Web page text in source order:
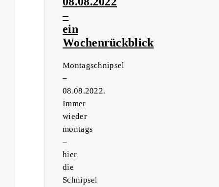
–
ein
Wochenrückblick
Montagschnipsel
–
08.08.2022.
Immer
wieder
montags
–
hier
die
Schnipsel